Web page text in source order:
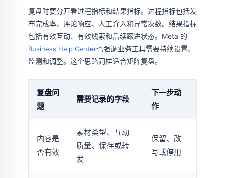
复盘时要分开看过程指标和结果指标。过程指标包括发
布完成率、评论响应、人工介入和异常次数。结果指标
包括有效互动、有效线索和后续跟进状态。Meta 的
Business Help Center也强调业务工具需要持续设置、
监测和调整。这个思路同样适合矩阵复盘。
复盘问
题
需要记录的字段
下一步动
作
内容是
否有效
素材类型、互动
质量、保存或转
发
保留、改
写或停用